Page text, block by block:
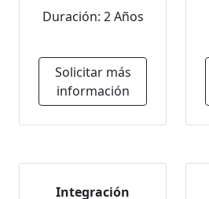
Duración: 2 Años
Solicitar más
información
Integración